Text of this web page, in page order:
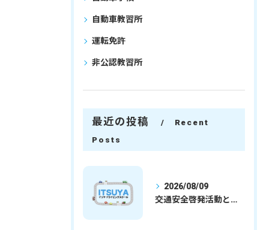
自動車教習所
運転免許
非公認教習所
最近の投稿
Recent
Posts
2026/08/09
交通安全啓発活動と埼玉県さいたま市行田市で免許取得を安心して目指すための実践ガイド